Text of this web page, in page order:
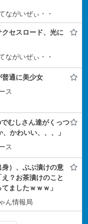
ながいぜぃ・・
セスロード、光に
ながいぜぃ・・
普通に美少女
ス
むしさん達がくっつ
、かわいい、、、」
ス
身）、ぶぶ漬けの意
？お茶漬けのこと
ましたｗｗｗ」
ん情報局